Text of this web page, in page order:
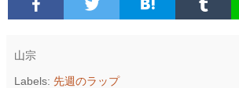
山宗
Labels: 先週のラップ